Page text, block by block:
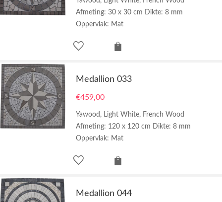
Afmeting: 30 x 30 cm Dikte: 8 mm
Oppervlak: Mat
Medallion 033
€459,00
Yawood, Light White, French Wood
Afmeting: 120 x 120 cm Dikte: 8 mm
Oppervlak: Mat
Medallion 044